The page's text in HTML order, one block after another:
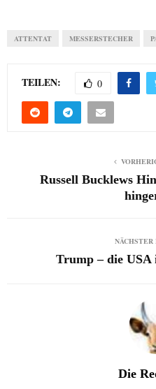
ATTENTAT MESSERSTECHER
TEILEN: 0
Russell Bucklews
NÄCHSTER
Trump – die
Die